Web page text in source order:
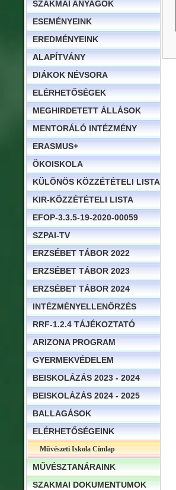
SZAKMAI ANYAGOK
ESEMÉNYEINK
EREDMÉNYEINK
ALAPÍTVÁNY
DIÁKOK NÉVSORA
ELÉRHETŐSÉGEK
MEGHIRDETETT ÁLLÁSOK
MENTORÁLÓ INTÉZMÉNY
ERASMUS+
ÖKOISKOLA
KÜLÖNÖS KÖZZÉTÉTELI LISTA
KIR-KÖZZÉTÉTELI LISTA
EFOP-3.3.5-19-2020-00059
SZPAI-TV
ERZSÉBET TÁBOR 2022
ERZSÉBET TÁBOR 2023
ERZSÉBET TÁBOR 2024
INTÉZMÉNYELLENŐRZÉS
RRF-1.2.4 TÁJÉKOZTATÓ
ARIZONA PROGRAM
GYERMEKVÉDELEM
BEISKOLÁZÁS 2023 - 2024
BEISKOLÁZÁS 2024 - 2025
BALLAGÁSOK
ELÉRHETŐSÉGEINK
Művészeti Iskola Címlap
MŰVÉSZTANÁRAINK
SZAKMAI DOKUMENTUMOK